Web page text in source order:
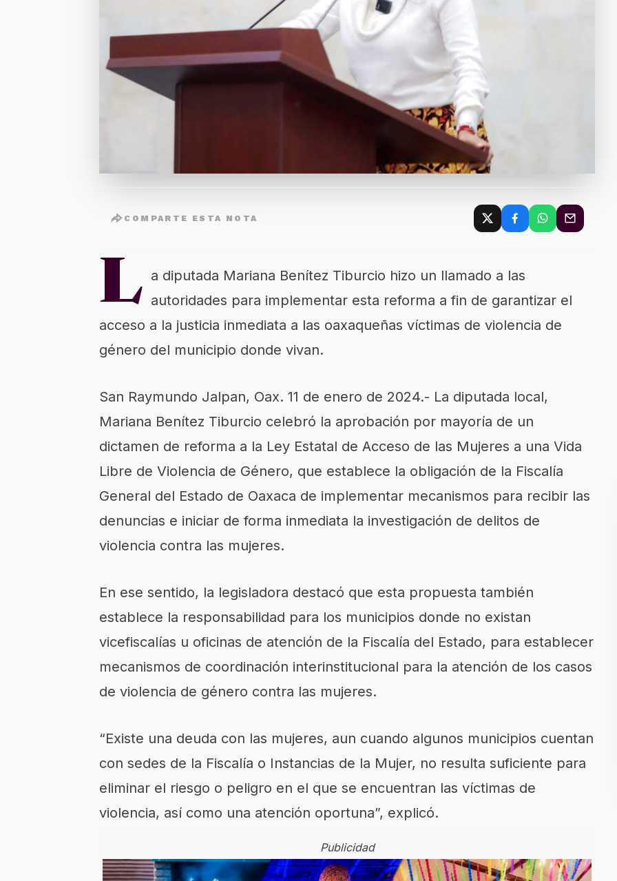
COMPARTE ESTA NOTA
L a diputada Mariana Benítez Tiburcio hizo un llamado a las
autoridades para implementar esta reforma a fin de garantizar el
acceso a la justicia inmediata a las oaxaqueñas víctimas de violencia de
género del municipio donde vivan.
San Raymundo Jalpan, Oax. 11 de enero de 2024.- La diputada local,
Mariana Benítez Tiburcio celebró la aprobación por mayoría de un
dictamen de reforma a la Ley Estatal de Acceso de las Mujeres a una Vida
Libre de Violencia de Género, que establece la obligación de la Fiscalía
General del Estado de Oaxaca de implementar mecanismos para recibir las
denuncias e iniciar de forma inmediata la investigación de delitos de
violencia contra las mujeres.
En ese sentido, la legisladora destacó que esta propuesta también
establece la responsabilidad para los municipios donde no existan
vicefiscalías u oficinas de atención de la Fiscalía del Estado, para establecer
mecanismos de coordinación interinstitucional para la atención de los casos
de violencia de género contra las mujeres.
“Existe una deuda con las mujeres, aun cuando algunos municipios cuentan
con sedes de la Fiscalía o Instancias de la Mujer, no resulta suficiente para
eliminar el riesgo o peligro en el que se encuentran las víctimas de
violencia, así como una atención oportuna”, explicó.
Publicidad